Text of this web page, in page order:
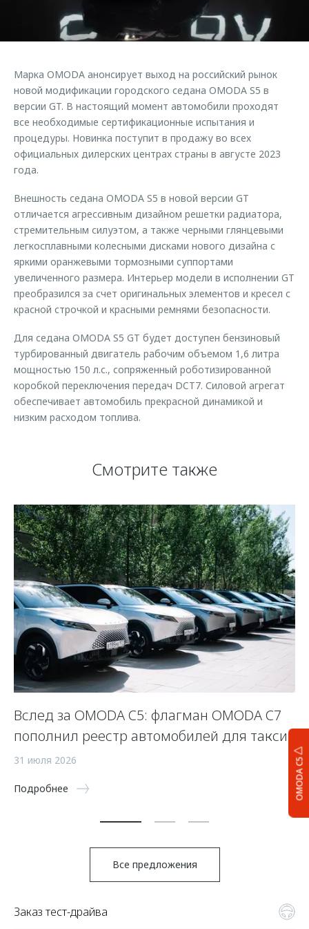
Кредитный калькулятор
Одежда и сувениры
Оригинальные аксессуары
Запчасти
Трейд-ин
Клиентская поддержка
O&J Автоклуб
Приложение O&J
Аксессуары
Одежда и сувениры
Оригинальные аксессуары
Обратная связь
OMODA C5
Марка OMODA анонсирует выход на российский рынок
новой модификации городского седана OMODA S5 в
версии GT. В настоящий момент автомобили проходят
все необходимые сертификационные испытания и
процедуры. Новинка поступит в продажу во всех
официальных дилерских центрах страны в августе 2023
года.
Внешность седана OMODA S5 в новой версии GT
отличается агрессивным дизайном решетки радиатора,
стремительным силуэтом, а также черными глянцевыми
легкосплавными колесными дисками нового дизайна с
яркими оранжевыми тормозными суппортами
увеличенного размера. Интерьер модели в исполнении GT
преобразился за счет оригинальных элементов и кресел с
красной строчкой и красными ремнями безопасности.
Для седана OMODA S5 GT будет доступен бензиновый
турбированный двигатель рабочим объемом 1,6 литра
мощностью 150 л.с., сопряженный роботизированной
коробкой переключения передач DCT7. Силовой агрегат
обеспечивает автомобиль прекрасной динамикой и
низким расходом топлива.
Смотрите также
Вслед за OMODA C5: флагман OMODA C7
пополнил реестр автомобилей для такси
31 июля 2026
Подробнее
5
Все предложения
Заказ тест-драйва